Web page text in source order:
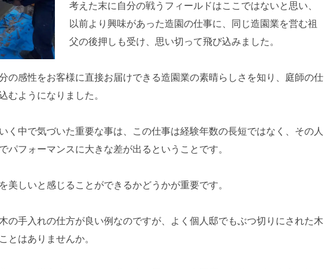
考えた末に自分の戦うフィールドはここではないと思い、
以前より興味があった造園の仕事に、同じ造園業を営む祖
父の後押しも受け、思い切って飛び込みました。
の感性をお客様に直接お届けできる造園業の素晴らしさを知り、庭師の仕
むようになりました。
く中で気づいた重要な事は、この仕事は経験年数の長短ではなく、その人
パフォーマンスに大きな差が出るということです。
美しいと感じることができるかどうかが重要です。
の手入れの仕方が良い例なのですが、よく個人邸でもぶつ切りにされた木
とはありませんか。